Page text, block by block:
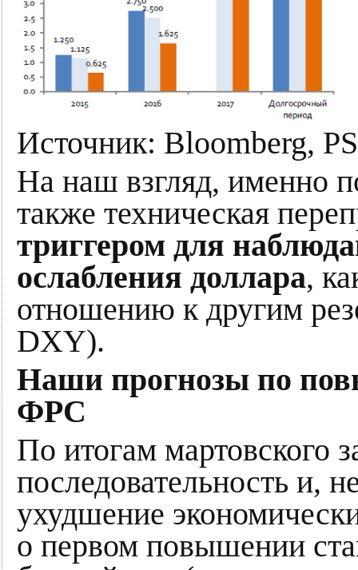
Источник: Bloomberg,
На наш взгляд, именно
также техническая
триггером для
ослабления доллара,
отношению к другим
DXY).
Наши прогнозы по
ФРС
По итогам мартовского
последовательность и,
ухудшение
о первом повышении